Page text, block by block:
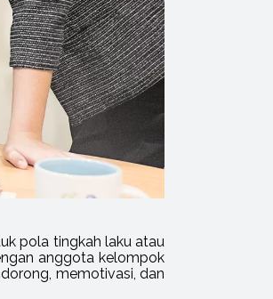
pola tingkah laku atau
anggota kelompok
memotivasi, dan